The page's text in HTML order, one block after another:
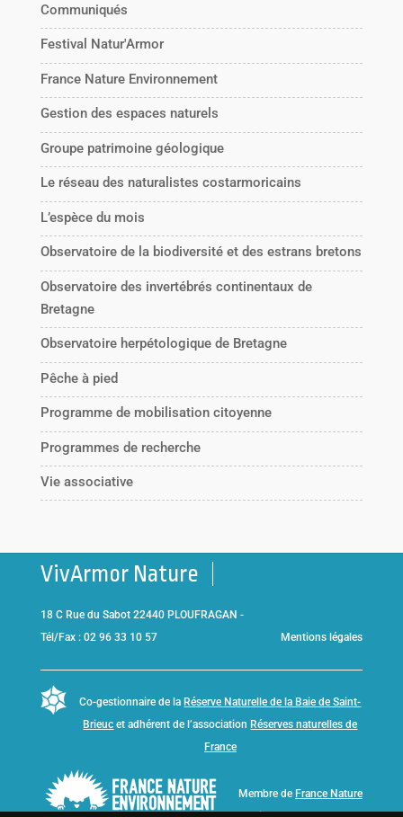
Communiqués
Festival Natur'Armor
France Nature Environnement
Gestion des espaces naturels
Groupe patrimoine géologique
Le réseau des naturalistes costarmoricains
L’espèce du mois
Observatoire de la biodiversité et des estrans bretons
Observatoire des invertébrés continentaux de
Bretagne
Observatoire herpétologique de Bretagne
Pêche à pied
Programme de mobilisation citoyenne
Programmes de recherche
Vie associative
VivArmor Nature
18 C Rue du Sabot 22440 PLOUFRAGAN -
Tél/Fax : 02 96 33 10 57
Mentions légales
Co-gestionnaire de la Réserve Naturelle de la Baie de Saint-
Brieuc et adhérent de l’association Réserves naturelles de
France
Membre de France Nature